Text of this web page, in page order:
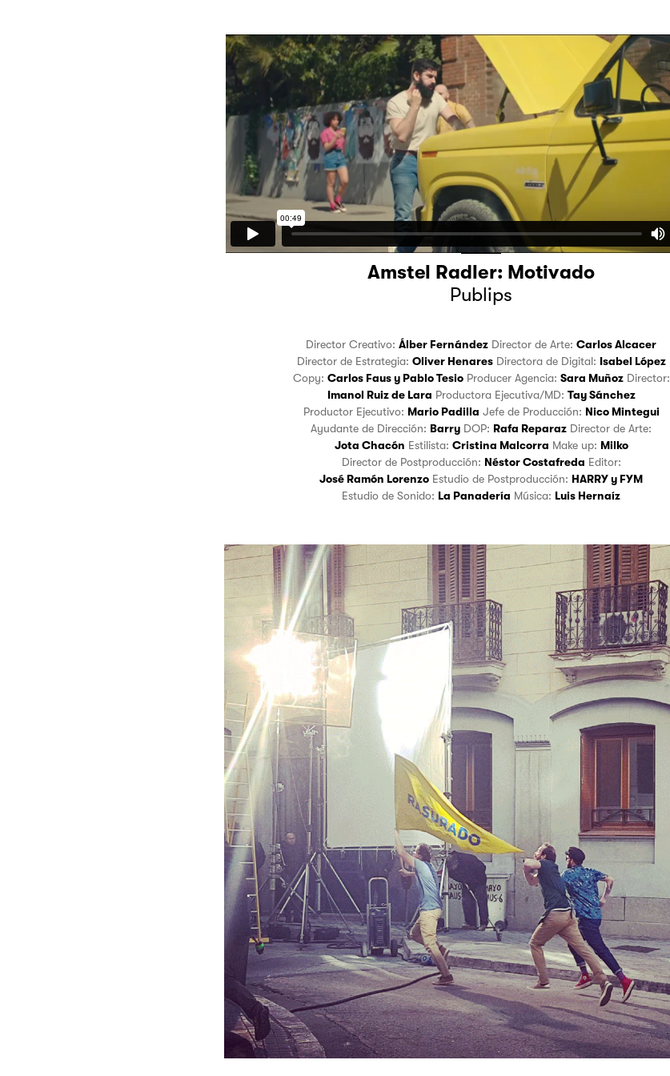
Amstel Radler: Motivado
Publips
Director Creativo: Álber Fernández Director de Arte: Carlos Alcacer
Director de Estrategia: Oliver Henares Directora de Digital: Isabel López
Copy: Carlos Fausy Pablo Tesio Producer Agencia: Sara Muñoz
Director:
Imanol Ruiz de Lara
Productora Ejecutiva/MD: Tay Sánchez
Productor Ejecutivo: Mario Padilla Jefe de Producción: Nico Mintegui
Ayudante de Dirección: Barry DOP: Rafa Reparaz
Director de Arte:
Jota Chacón
Estilista: Cristina Malcorra Make up: Milko
Director de Postproducción: Néstor Costafreda
Editor:
José Ramón Lorenzo
Estudio de Postproducción: HARRYy FYM
Estudio de Sonido: La Panadería Música: Luis Hernaíz